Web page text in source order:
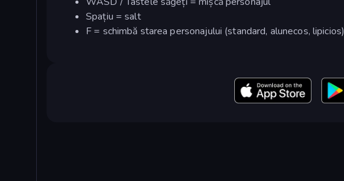
Spațiu = salt
F = schimbă starea personajului (standard, alunecos, lipicios)